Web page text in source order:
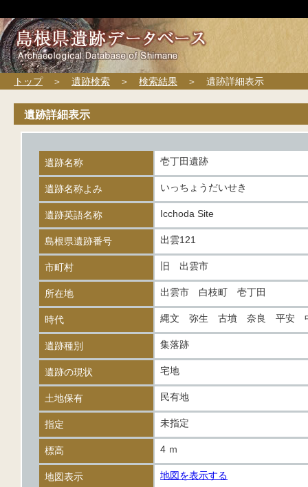
トップ＞ 遺跡検索 ＞ 検索結果 ＞ 遺跡詳細表示
遺跡詳細表示
遺跡名称 壱丁田遺跡
遺跡名称よみ いっちょうだいせき
遺跡英語名称 Icchoda Site
島根県遺跡番号 出雲121
市町村 旧 出雲市
所在地 出雲市 白枝町 壱丁田
時代 縄文 弥生 古墳 奈良 平安
遺跡種別 集落跡
遺跡の現状 宅地
土地保有 民有地
指定 未指定
標高 4 ｍ
地図表示 地図を表示する